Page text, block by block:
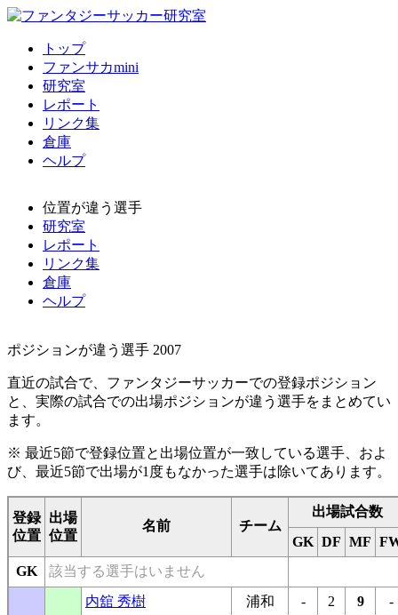
トップ
ファンサカmini
研究室
レポート
リンク集
倉庫
ヘルプ
位置が違う選手
研究室
レポート
リンク集
倉庫
ヘルプ
ポジションが違う選手 2007
直近の試合で、ファンタジーサッカーでの登録ポジション
と、実際の試合での出場ポジションが違う選手をまとめてい
ます。
※ 最近5節で登録位置と出場位置が一致している選手、およ
び、最近5節で出場が1度もなかった選手は除いてあります。
登録
位置
出場
位置
名前 チーム
出場試合数
GK DF MF
GK
該当する選手はいません
内舘 秀樹 浦和 - 2 9
-